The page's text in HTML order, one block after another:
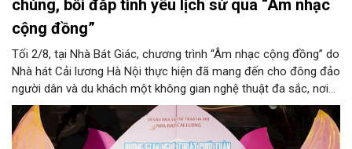
chúng, bồi đắp tình yêu lịch sử qua “Âm nhạc
cộng đồng”
Tối 2/8, tại Nhà Bát Giác, chương trình “Âm nhạc cộng đồng” do
Nhà hát Cải lương Hà Nội thực hiện đã mang đến cho đông đảo
người dân và du khách một không gian nghệ thuật đa sắc, nơi
những làn điệu cải lương, ca cổ, tân cổ và các tiết mục múa
hòa quyện trong không gian của phố đi bộ hồ Hoàn Kiếm. Đặc
biệt, chương trình có sự giao lưu của các nghệ sĩ đến từ